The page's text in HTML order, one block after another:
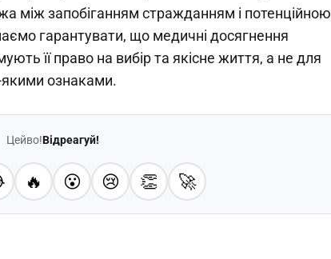
між запобіганням стражданням і потенційною
гарантувати, що медичні досягнення
її право на вибір та якісне життя, а не для
якими ознаками.
Цейво!Відреагуй!
🔥 😮 😢 👏 🚀